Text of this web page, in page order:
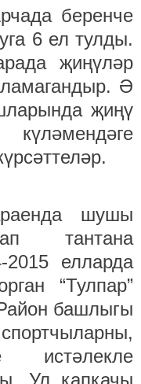
беренче
6 ел тулды.
җиңүләр
Ә
җиңү
шушы
тантана
2015 елларда
“Тулпар”
башлыгы
истәлекле